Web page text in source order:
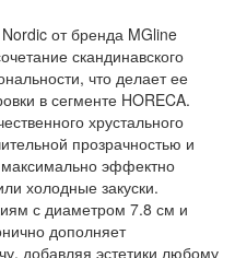
от бренда MGline
скандинавского
что делает ее
в сегменте HORECA.
хрустального
прозрачностью и
эффектно
холодные закуски.
с диаметром 7.8 см и
дополняет
добавляя эстетики любому